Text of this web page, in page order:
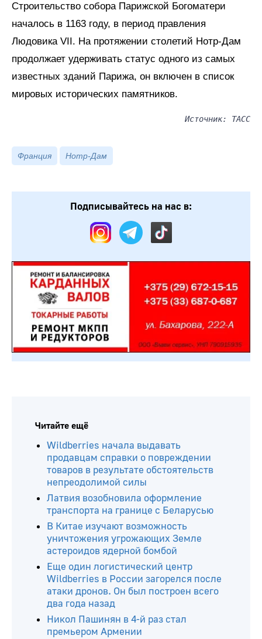
Строительство собора Парижской Богоматери
началось в 1163 году, в период правления
Людовика VII. На протяжении столетий Нотр-Дам
продолжает удерживать статус одного из самых
известных зданий Парижа, он включен в список
мировых исторических памятников.
Источник: ТАСС
Франция Нотр-Дам
Подписывайтесь на нас в:
Читайте ещё
Wildberries начала выдавать
продавцам справки о повреждении
товаров в результате обстоятельств
непреодолимой силы
Латвия возобновила оформление
транспорта на границе с Беларусью
В Китае изучают возможность
уничтожения угрожающих Земле
астероидов ядерной бомбой
Еще один логистический центр
Wildberries в России загорелся после
атаки дронов. Он был построен всего
два года назад
Никол Пашинян в 4-й раз стал
премьером Армении